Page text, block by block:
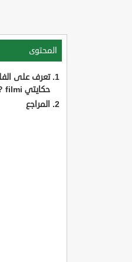
المحتوى
تعرف على
حكايتي peri masal? filmi
المراجع